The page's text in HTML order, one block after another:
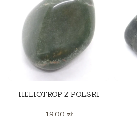
HELIOTROP Z POLSKI
Cena